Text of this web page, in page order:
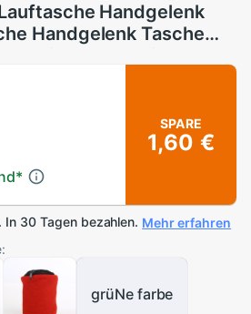
Handgelenk
Handgelenk Tasche
SchweißBand
*
SPARE
1,60 €
30 Tagen bezahlen. Mehr erfahren
grüNe farbe